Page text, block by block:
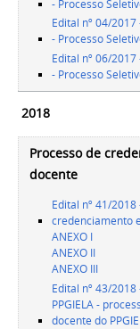
- Processo
Edital nº 04/
- Processo
Edital nº 06/
- Processo
2018
Processo de
docente
Edital nº 41/
credenciamento
ANEXO I
ANEXO II
ANEXO III
Edital nº 43/
PPGIELA -
docente do